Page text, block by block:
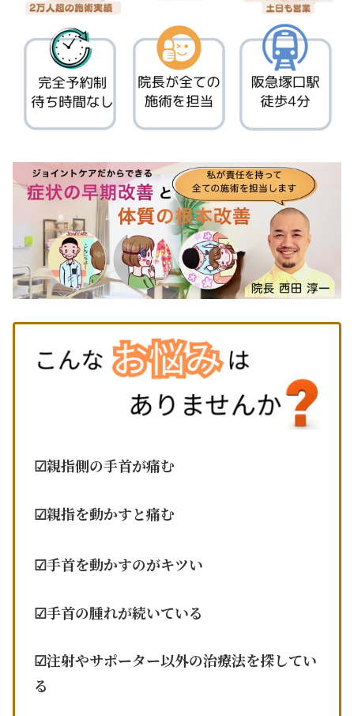
☑︎親指側の手首が痛む
☑︎親指を動かすと痛む
☑︎手首を動かすのがキツい
☑︎手首の腫れが続いている
☑︎注射やサポーター以外の治療法を探してい
る